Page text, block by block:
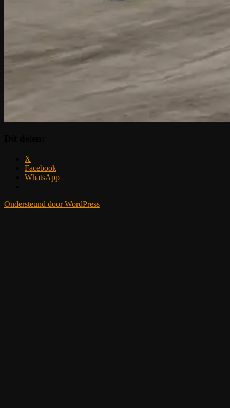
X
Facebook
WhatsApp
Ondersteund door WordPress